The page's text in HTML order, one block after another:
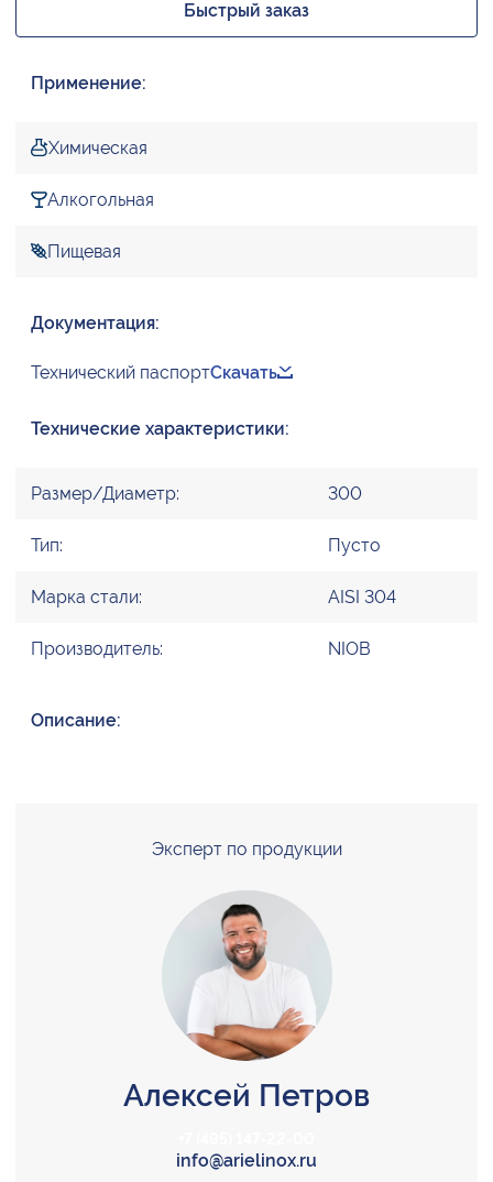
Быстрый заказ
Применение:
Химическая
Алкогольная
Пищевая
Документация:
Технический паспортСкачать
Технические характеристики:
Размер/Диаметр: 300
Тип: Пусто
Марка стали: AISI 304
Производитель: NIOB
Описание:
Эксперт по продукции
Алексей Петров
info@arielinox.ru